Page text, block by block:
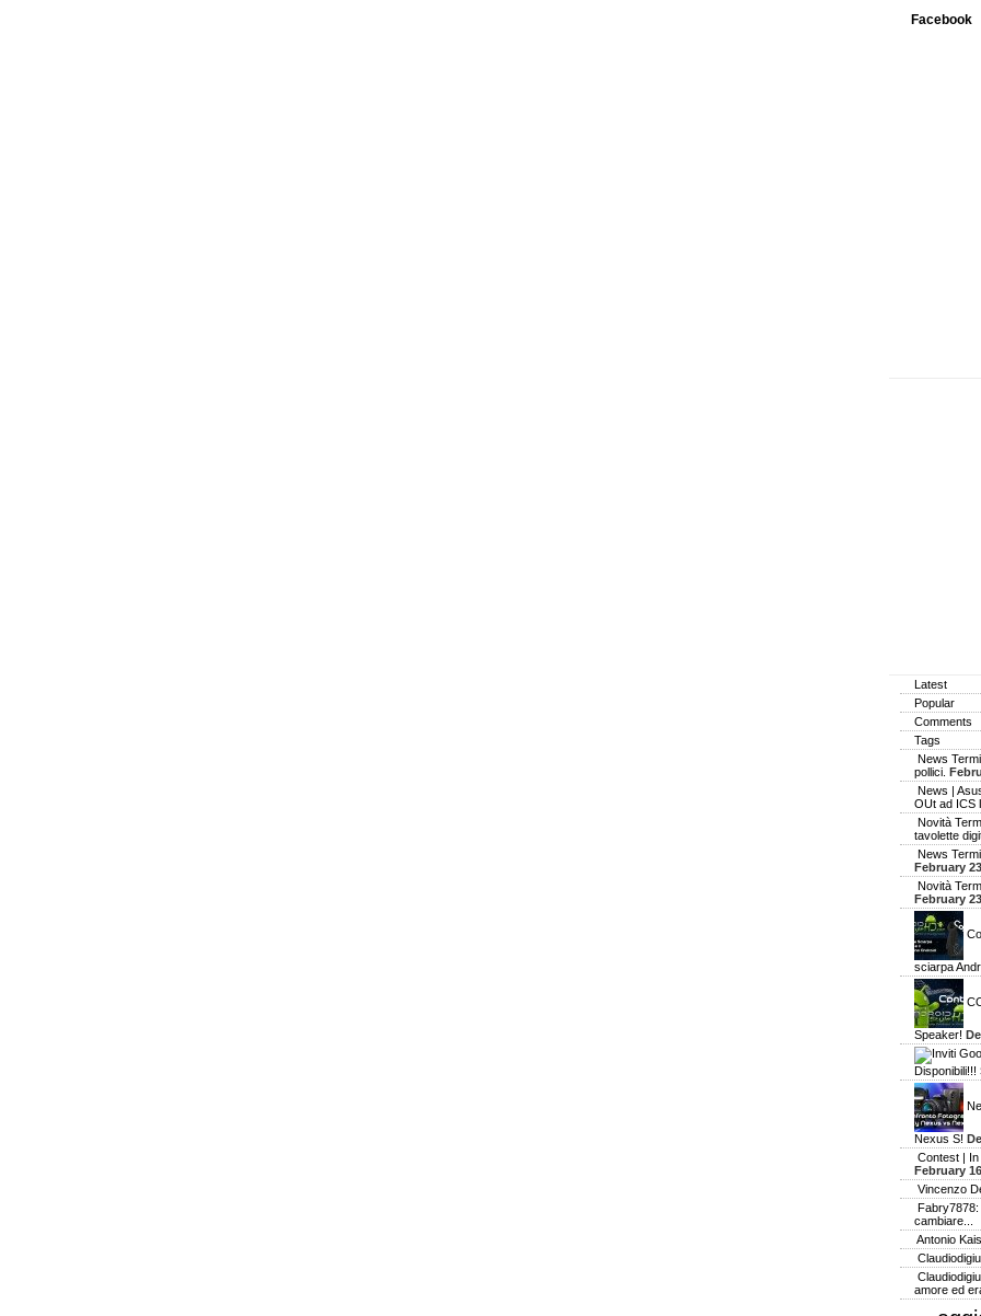
Facebook
Latest
Popular
Comments
Tags
News
pollici.
News |
OUt ad ICS
Novità
tavolette
News
February
Novità
February
sciarpa
Speaker!
Disponibili!!!
Nexus S!
Contest |
February
Vincenzo
Fabry7878:
cambiare...
Antonio
amore ed